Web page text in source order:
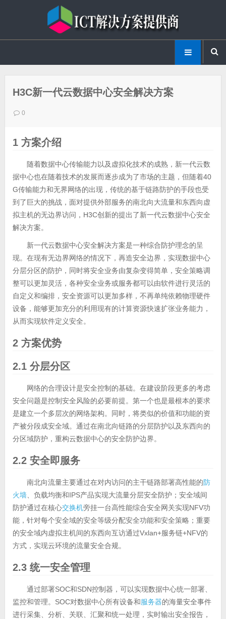
H3C新一代云数据中心安全解决方案
0
1 方案介绍
随着数据中心传输能力以及虚拟化技术的成熟，新一代云数
据中心也在随着技术的发展而逐步成为了市场的主题，但随着40
G传输能力和无界网络的出现，传统的基于链路防护的手段也受
到了巨大的挑战，面对提供外部服务的南北向大流量和东西向虚
拟主机的无边界访问，H3C创新的提出了新一代云数据中心安全
解决方案。
新一代云数据中心安全解决方案是一种综合防护理念的呈
现。在现有无边界网络的情况下，再造安全边界，实现数据中心
分层分区的防护，同时将安全业务由复杂变得简单，安全策略调
整可以更加灵活，各种安全业务或服务都可以由软件进行灵活的
自定义和编排，安全资源可以更加多样，不再单纯依赖物理硬件
设备，能够更加充分的利用现有的计算资源快速扩张业务能力，
从而实现软件定义安全。
2 方案优势
2.1 分层分区
网络的合理设计是安全控制的基础。在建设阶段更多的考虑
安全问题是控制安全风险的必要前提。第一个也是最根本的要求
是建立一个多层次的网络架构。同时，将类似的价值和功能的资
产被分段成安全域。通过在南北向链路的分层防护以及东西向的
分区域防护，重构云数据中心的安全防护边界。
2.2 安全即服务
南北向流量主要通过在对内访问的主干链路部署高性能的防
火墙、负载均衡和IPS产品实现大流量分层安全防护；安全域间
防护通过在核心交换机旁挂一台高性能综合安全网关实现NFV功
能，针对每个安全域的安全等级分配安全功能和安全策略；重要
的安全域内虚拟主机间的东西向互访通过Vxlan+服务链+NFV的
方式，实现云环境的流量安全合规。
2.3 统一安全管理
通过部署SOC和SDN控制器，可以实现数据中心统一部署、
监控和管理。SOC对数据中心所有设备和服务器的海量安全事件
进行采集、分析、关联、汇聚和统一处理，实时输出安全报告，